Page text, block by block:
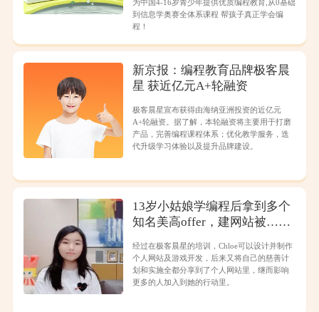
为中国4-16岁青少年提供优质编程教育,从0基础
到信息学奥赛全体系课程 帮孩子真正学会编
程！
新京报：编程教育品牌极客晨
星 获近亿元A+轮融资
极客晨星宣布获得由海纳亚洲投资的近亿元
A+轮融资。据了解，本轮融资将主要用于打磨
产品，完善编程课程体系；优化教学服务，迭
代升级学习体验以及提升品牌建设。
13岁小姑娘学编程后拿到多个
知名美高offer，建网站被……
经过在极客晨星的培训，Chloe可以设计并制作
个人网站及游戏开发，后来又将自己的慈善计
划和实施全都分享到了个人网站里，继而影响
更多的人加入到她的行动里。